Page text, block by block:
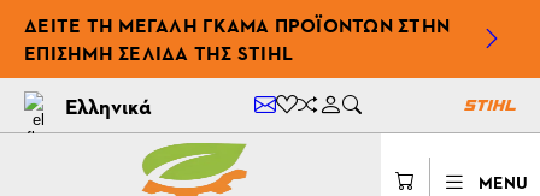
ΔΕΊΤΕ ΤΗ ΜΕΓΆΛΗ ΓΚΆΜΑ ΠΡΟΪΌΝΤΩΝ ΣΤΗΝ
ΕΠΊΣΗΜΗ ΣΕΛΊΔΑ ΤΗΣ STIHL
Ελληνικά
MENU